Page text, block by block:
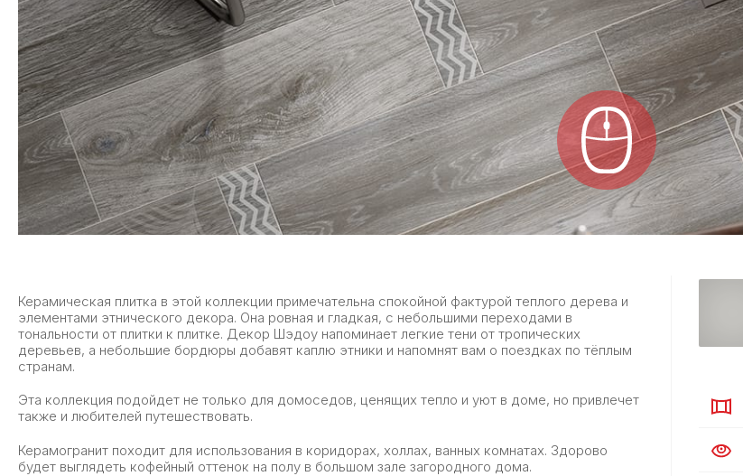
Керамическая плитка в этой коллекции примечательна спокойной фактурой теплого дерева и
элементами этнического декора. Она ровная и гладкая, с небольшими переходами в
тональности от плитки к плитке. Декор Шэдоу напоминает легкие тени от тропических
деревьев, а небольшие бордюры добавят каплю этники и напомнят вам о поездках по тёплым
странам.
Эта коллекция подойдет не только для домоседов, ценящих тепло и уют в доме, но привлечет
также и любителей путешествовать.
Керамогранит походит для использования в коридорах, холлах, ванных комнатах. Здорово
будет выглядеть кофейный оттенок на полу в большом зале загородного дома.